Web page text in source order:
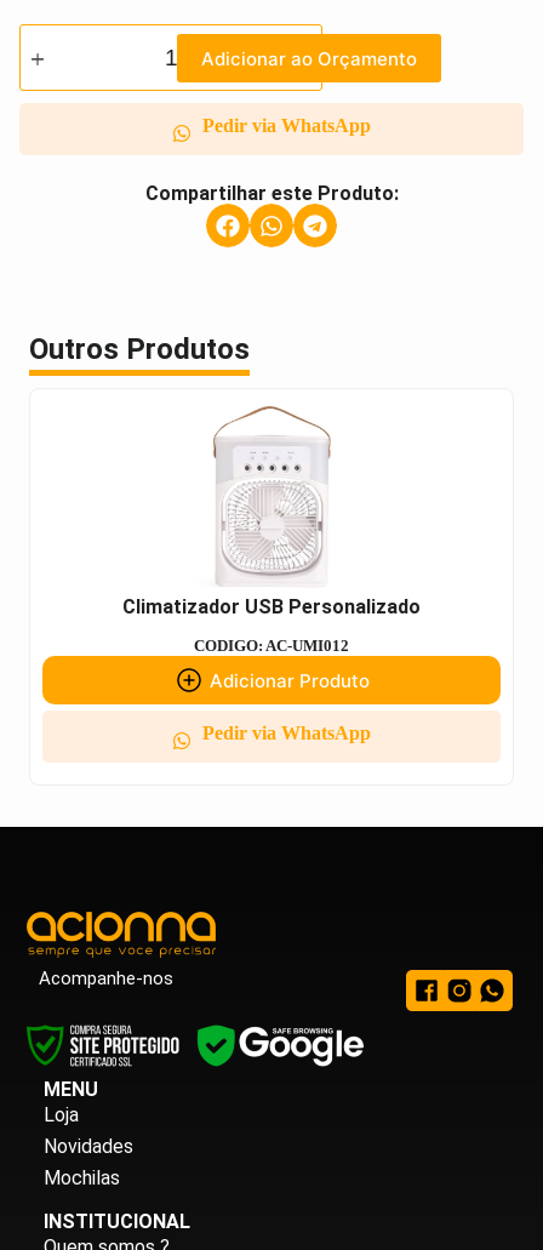
Adicionar ao Orçamento
Pedir via WhatsApp
Compartilhar este Produto:
Outros Produtos
Climatizador USB Personalizado
CODIGO: AC-UMI012
Adicionar Produto
Pedir via WhatsApp
Acompanhe-nos
MENU
Loja
Novidades
Mochilas
INSTITUCIONAL